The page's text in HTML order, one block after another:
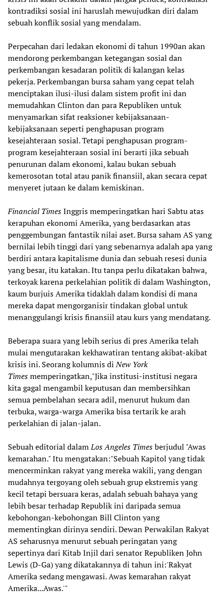
kontradiksi sosial ini haruslah mewujudkan diri dalam
sebuah konflik sosial yang mendalam.
Perpecahan dari ledakan ekonomi di tahun 1990an akan
mendorong perkembangan ketegangan sosial dan
perkembangan kesadaran politik di kalangan kelas
pekerja. Perkembangan bursa saham yang cepat telah
menciptakan ilusi-ilusi dalam sistem profit ini dan
memudahkan Clinton dan para Republiken untuk
menyamarkan sifat reaksioner kebijaksanaan-
kebijaksanaan seperti penghapusan program
kesejahteraan sosial. Tetapi penghapusan program-
program kesejahteraan sosial ini berarti jika sebuah
penurunan dalam ekonomi, kalau bukan sebuah
kemerosotan total atau panik finansiil, akan secara cepat
menyeret jutaan ke dalam kemiskinan.
Financial TimesInggris memperingatkan hari Sabtu atas
kerapuhan ekonomi Amerika, yang berdasarkan atas
penggembungan fantastik nilai aset. Bursa saham AS yang
bernilai lebih tinggi dari yang sebenarnya adalah apa yang
berdiri antara kapitalisme dunia dan sebuah resesi dunia
yang besar, itu katakan. Itu tanpa perlu dikatakan bahwa,
terkoyak karena perkelahian politik di dalam Washington,
kaum burjuis Amerika tidaklah dalam kondisi di mana
mereka dapat mengorganisir tindakan global untuk
menanggulangi krisis finansiil atau kurs yang mendatang.
Beberapa suara yang lebih serius di pres Amerika telah
mulai mengutarakan kekhawatiran tentang akibat-akibat
krisis ini. Seorang kolumnis diNew York
Timesmemperingatkan,"Jika institusi-institusi negara
kita gagal mengambil keputusan dan membersihkan
semua pembelahan secara adil, menurut hukum dan
terbuka, warga-warga Amerika bisa tertarik ke arah
perkelahian di jalan-jalan.
Sebuah editorial dalamLos Angeles Timesberjudul "Awas
kemarahan." Itu mengatakan:"Sebuah Kapitol yang tidak
mencerminkan rakyat yang mereka wakili, yang dengan
mudahnya tergoyang oleh sebuah grup ekstremis yang
kecil tetapi bersuara keras, adalah sebuah bahaya yang
lebih besar terhadap Republik ini daripada semua
kebohongan-kebohongan Bill Clinton yang
mementingkan dirinya sendiri. Dewan Perwakilan Rakyat
AS seharusnya menurut sebuah peringatan yang
sepertinya dari Kitab Injil dari senator Republiken John
Lewis (D-Ga) yang dikatakannya di tahun ini:'Rakyat
Amerika sedang mengawasi. Awas kemarahan rakyat
Amerika...Awas.'"